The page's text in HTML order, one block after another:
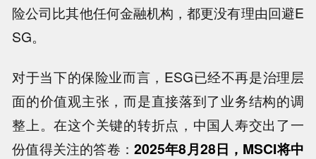
险公司比其他任何金融机构，都更没有理由回避E
SG。
对于当下的保险业而言，ESG已经不再是治理层
面的价值观主张，而是直接落到了业务结构的调
整上。在这个关键的转折点，中国人寿交出了一
份值得关注的答卷： 2025年8月28日，MSCI将中